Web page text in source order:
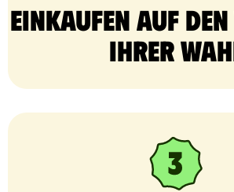
Einkaufen auf
Ihrer